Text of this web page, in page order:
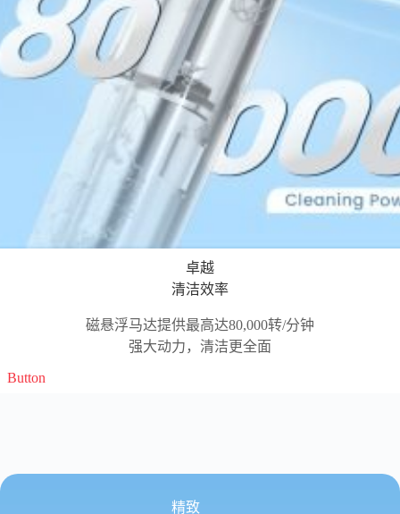
卓越
清洁效率
磁悬浮马达提供最高达80,000转/分钟
强大动力，清洁更全面
Button
精致